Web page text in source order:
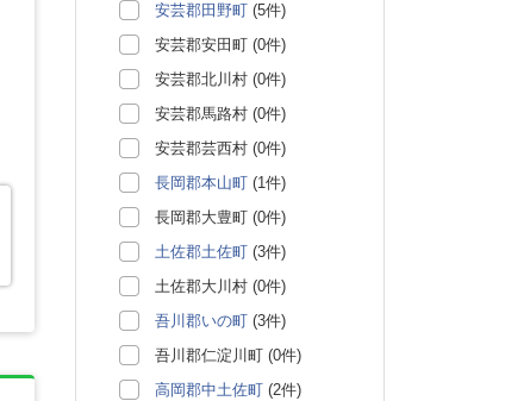
安芸郡田野町 (5件)
安芸郡安田町 (0件)
安芸郡北川村 (0件)
安芸郡馬路村 (0件)
安芸郡芸西村 (0件)
長岡郡本山町 (1件)
長岡郡大豊町 (0件)
土佐郡土佐町 (3件)
土佐郡大川村 (0件)
吾川郡いの町 (3件)
吾川郡仁淀川町 (0件)
高岡郡中土佐町 (2件)